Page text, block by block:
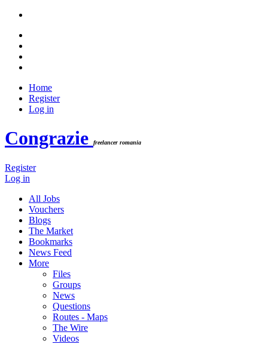
Home
Register
Log in
Congrazie freelancer romania
Register
Log in
All Jobs
Vouchers
Blogs
The Market
Bookmarks
News Feed
More
Files
Groups
News
Questions
Routes - Maps
The Wire
Videos